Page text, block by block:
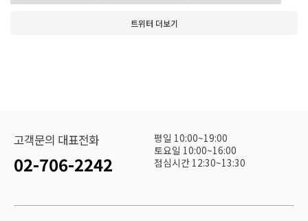
트위터 더보기
고객문의 대표전화
02-706-2242
평일 10:00~19:00
토요일 10:00~16:00
점심시간 12:30~13:30